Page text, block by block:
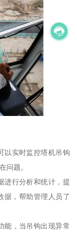
以实时监控塔机吊钩
问题。
进行分析和统计，提
据，帮助管理人员了
能，当吊钩出现异常